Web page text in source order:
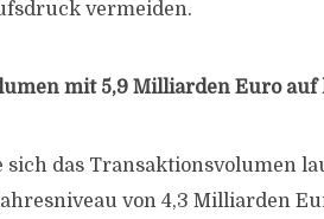
vermeiden.
mit 5,9 Milliarden Euro auf
sich das Transaktionsvolumen
von 4,3 Milliarden